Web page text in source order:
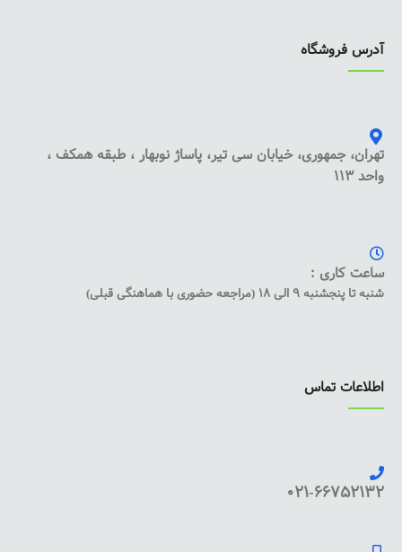
آدرس فروشگاه
تهران، جمهوری، خیابان سی تیر، پاساژ نوبهار ، طبقه همکف ،
واحد 113
ساعت کاری :
شنبه تا پنجشنبه 9 الی 18 (مراجعه حضوری با هماهنگی قبلی)
اطلاعات تماس
021-66752132